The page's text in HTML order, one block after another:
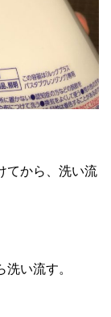
てから、洗い流
い流す。